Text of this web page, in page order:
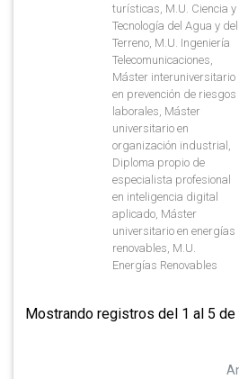
turísticas, M.U. Ciencia y
Tecnología del Agua y del
Terreno, M.U. Ingeniería
Telecomunicaciones,
Máster interuniversitario
en prevención de riesgos
laborales, Máster
universitario en
organización industrial,
Diploma propio de
especialista profesional
en inteligencia digital
aplicado, Máster
universitario en energías
renovables, M.U.
Energías Renovables
Mostrando registros del 1 al 5